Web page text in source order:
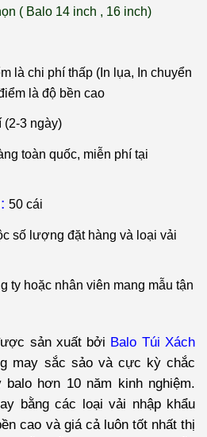
( Balo 14 inch , 16 inch)
là chi phí thấp (In lụa, In chuyển
là độ bền cao
(2-3 ngày)
toàn quốc, miễn phí tại
50cái
số lượng đặt hàng và loại vải
ty hoặc nhân viên mang mẫu tận
sản xuất bởi Balo Túi Xách
may sắc sảo và cực kỳ chắc
hơn 10 năm kinh nghiệm.
bằng các loại vải nhập khẩu
cao và giá cả luôn tốt nhất thị